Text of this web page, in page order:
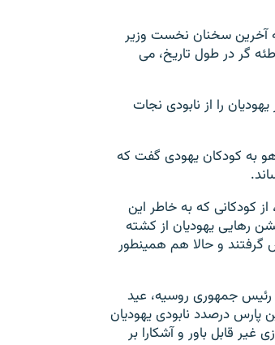
خارجه ایران، شامگاه یکشنبه ۲۲ اسفند، به آخرین سخنان نخست وزیر
گر در طول تاریخ، می
را از نابودی نجات
به کودکان یهودی گفت که
کودکانی که به خاطر این
رهایی یهودیان از کشته
و حالا هم همینطور
رئیس جمهوری روسیه، عید
پیش کسانی در سرزمین پارس درصدد نابودی یهودیان
قابل باور و آشکارا بر